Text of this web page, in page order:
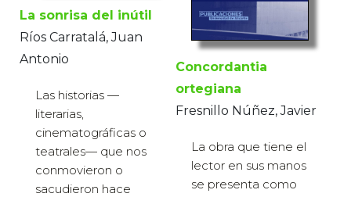
La sonrisa del inútil
Ríos Carratalá, Juan
Antonio
Las historias —
literarias,
cinematográficas o
teatrales— que nos
conmovieron o
sacudieron hace
Concordantia
ortegiana
Fresnillo Núñez, Javier
La obra que tiene el
lector en sus manos
se presenta como